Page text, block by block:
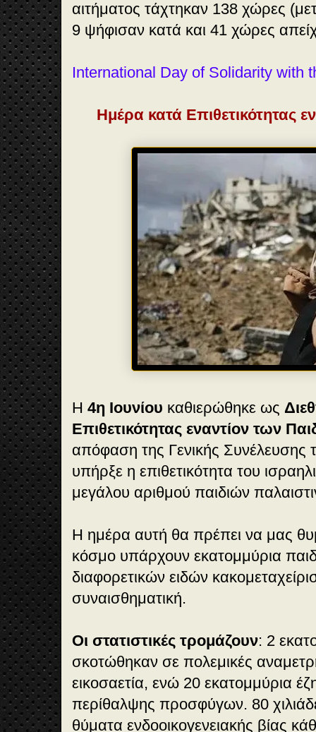
αιτήματος τάχτηκαν 138 χώρες
9 ψήφισαν κατά και 41 χώρες
International Day of Solidarity with
Ημέρα κατά Επιθετικότητας
Η 4η Ιουνίου καθιερώθηκε ως
Επιθετικότητας εναντίον των
απόφαση της Γενικής
υπήρξε η επιθετικότητα του
μεγάλου αριθμού παιδιών
Η ημέρα αυτή θα πρέπει να μας
κόσμο υπάρχουν εκατομμύρια
διαφορετικών ειδών
συναισθηματική.
Οι στατιστικές τρομάζουν: 2
σκοτώθηκαν σε πολεμικές
εικοσαετία, ενώ 20 εκατομμύρια
περίθαλψης προσφύγων. 80
θύματα ενδοοικογενειακής βίας